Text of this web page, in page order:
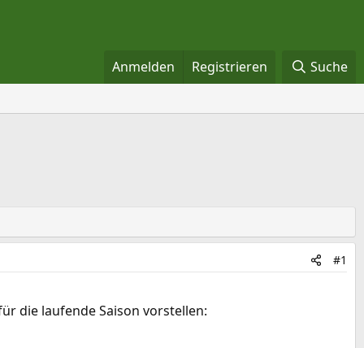
Anmelden Registrieren Suche
#1
die laufende Saison vorstellen: